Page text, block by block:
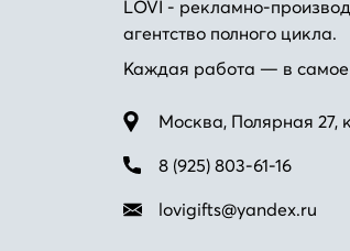
LOVI - рекламно-
агентство полного цикла.
Каждая работа — в самое
Москва, Полярная 27,
8 (925) 803-61-16
lovigifts@yandex.ru